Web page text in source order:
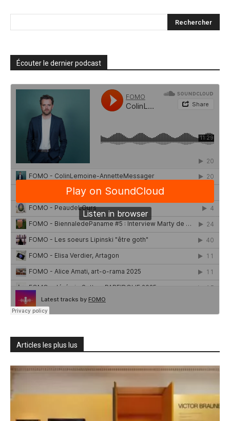
Écouter le dernier podcast
Articles les plus lus